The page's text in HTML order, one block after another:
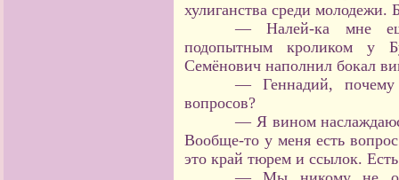
хулиганства среди молодежи.
— Налей-ка мне
подопытным кроликом у
Семёнович наполнил бокал
— Геннадий,
вопросов?
— Я вином
Вообще-то у меня есть
это край тюрем и ссылок.